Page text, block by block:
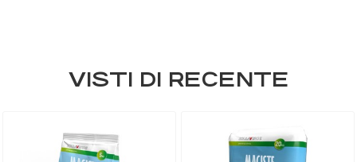
VISTI DI RECENTE